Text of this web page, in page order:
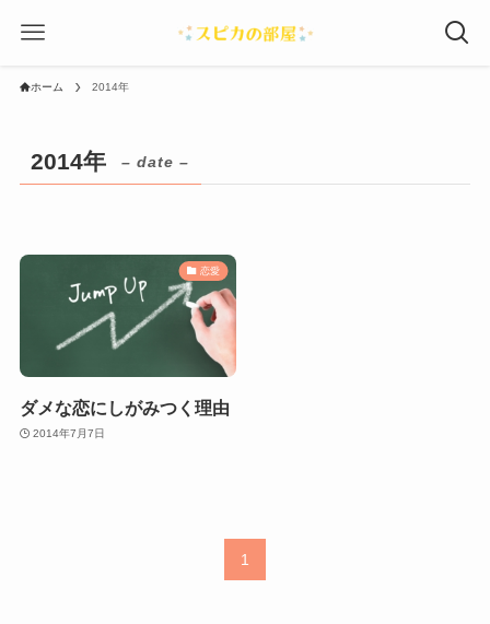
ホーム 2014年
2014年 – date –
恋愛
ダメな恋にしがみつく理由
2014年7月7日
1